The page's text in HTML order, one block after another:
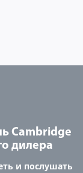
Cambridge
дилера
и послушать